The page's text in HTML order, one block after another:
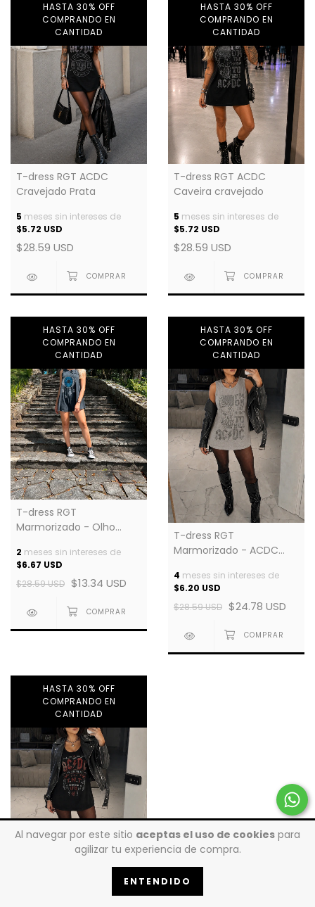
Al navegar por este sitio aceptas el uso de cookies para
agilizar tu experiencia de compra.
ENTENDIDO
HASTA 30% OFF
COMPRANDO EN
CANTIDAD
T-dress RGT ACDC
Cravejado Prata
5 meses sin intereses de
$5.72 USD
$28.59 USD
HASTA 30% OFF
COMPRANDO EN
CANTIDAD
T-dress RGT ACDC
Caveira cravejado
5 meses sin intereses de
$5.72 USD
$28.59 USD
HASTA 30% OFF
COMPRANDO EN
CANTIDAD
T-dress RGT
Marmorizado - Olho
2 meses sin intereses de
$6.67 USD
$28.59 USD $13.34 USD
HASTA 30% OFF
COMPRANDO EN
CANTIDAD
T-dress RGT
Marmorizado - ACDC
4 meses sin intereses de
$6.20 USD
$28.59 USD $24.78 USD
HASTA 30% OFF
COMPRANDO EN
CANTIDAD
T-dress RGT - ACDC TNT